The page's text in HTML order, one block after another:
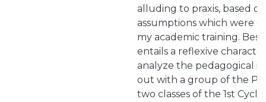
alluding to praxis, based
assumptions which were
my academic training.
entails a reflexive
analyze the pedagogical
out with a group of the
two classes of the 1st